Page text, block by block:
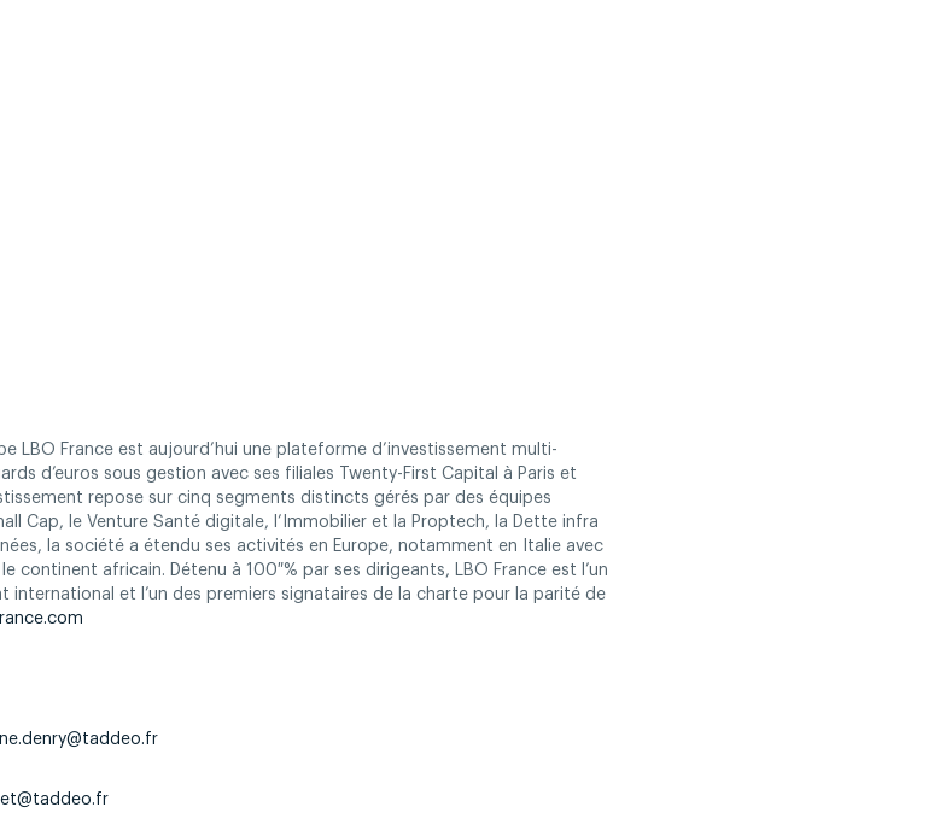
LBO France est aujourd’hui une plateforme d’investissement multi-
d’euros sous gestion avec ses filiales Twenty-First Capital à Paris et
repose sur cinq segments distincts gérés par des équipes
Cap, le Venture Santé digitale, l’Immobilier et la Proptech, la Dette infra
la société a étendu ses activités en Europe, notamment en Italie avec
continent africain. Détenu à 100 % par ses dirigeants, LBO France est l’un
international et l’un des premiers signataires de la charte pour la parité de